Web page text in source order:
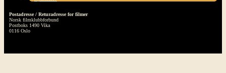
Postadresse / Returadresse for filmer
Norsk filmklubbforbund
Postboks 1490 Vika
0116 Oslo